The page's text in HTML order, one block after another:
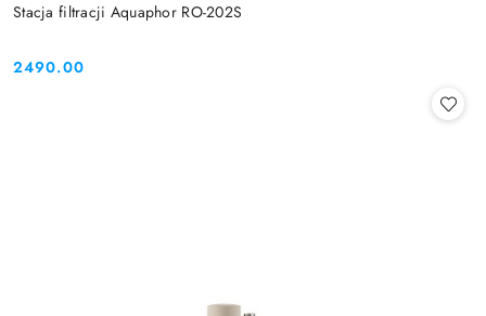
Stacja filtracji Aquaphor RO-202S
Cena:
2490.00